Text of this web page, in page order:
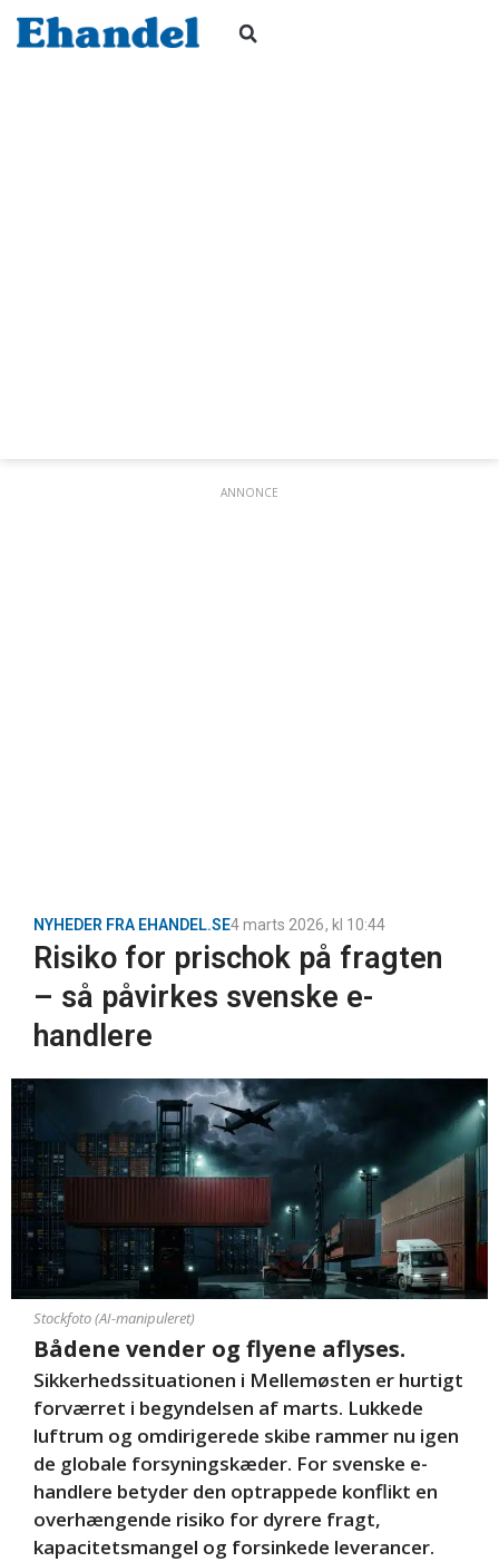
ANNONCE
NYHEDER FRA EHANDEL.SE4 marts 2026, kl 10:44
Risiko for prischok på fragten
– så påvirkes svenske e-
handlere
Stockfoto (AI-manipuleret)
Bådene vender og flyene aflyses.
Sikkerhedssituationen i Mellemøsten er hurtigt
forværret i begyndelsen af marts. Lukkede
luftrum og omdirigerede skibe rammer nu igen
de globale forsyningskæder. For svenske e-
handlere betyder den optrappede konflikt en
overhængende risiko for dyrere fragt,
kapacitetsmangel og forsinkede leverancer.